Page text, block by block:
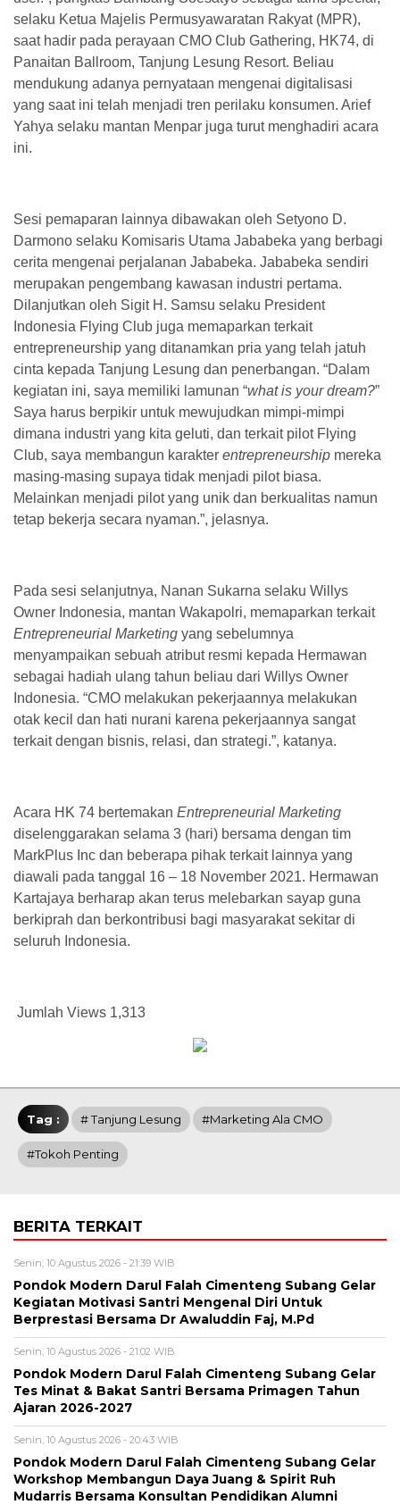
selaku Ketua Majelis Permusyawaratan Rakyat (MPR),
saat hadir pada perayaan CMO Club Gathering, HK74, di
Panaitan Ballroom, Tanjung Lesung Resort. Beliau
mendukung adanya pernyataan mengenai digitalisasi
yang saat ini telah menjadi tren perilaku konsumen. Arief
Yahya selaku mantan Menpar juga turut menghadiri acara
ini.
Sesi pemaparan lainnya dibawakan oleh Setyono D.
Darmono selaku Komisaris Utama Jababeka yang berbagi
cerita mengenai perjalanan Jababeka. Jababeka sendiri
merupakan pengembang kawasan industri pertama.
Dilanjutkan oleh Sigit H. Samsu selaku President
Indonesia Flying Club juga memaparkan terkait
entrepreneurship yang ditanamkan pria yang telah jatuh
cinta kepada Tanjung Lesung dan penerbangan. “Dalam
kegiatan ini, saya memiliki lamunan “what is your dream?”
Saya harus berpikir untuk mewujudkan mimpi-mimpi
dimana industri yang kita geluti, dan terkait pilot Flying
Club, saya membangun karakter entrepreneurship mereka
masing-masing supaya tidak menjadi pilot biasa.
Melainkan menjadi pilot yang unik dan berkualitas namun
tetap bekerja secara nyaman.”, jelasnya.
Pada sesi selanjutnya, Nanan Sukarna selaku Willys
Owner Indonesia, mantan Wakapolri, memaparkan terkait
Entrepreneurial Marketing yang sebelumnya
menyampaikan sebuah atribut resmi kepada Hermawan
sebagai hadiah ulang tahun beliau dari Willys Owner
Indonesia. “CMO melakukan pekerjaannya melakukan
otak kecil dan hati nurani karena pekerjaannya sangat
terkait dengan bisnis, relasi, dan strategi.”, katanya.
Acara HK 74 bertemakan Entrepreneurial Marketing
diselenggarakan selama 3 (hari) bersama dengan tim
MarkPlus Inc dan beberapa pihak terkait lainnya yang
diawali pada tanggal 16 – 18 November 2021. Hermawan
Kartajaya berharap akan terus melebarkan sayap guna
berkiprah dan berkontribusi bagi masyarakat sekitar di
seluruh Indonesia.
Jumlah Views 1,313
Tag : # Tanjung Lesung #Marketing Ala CMO
#Tokoh Penting
BERITA TERKAIT
Senin, 10 Agustus 2026 - 21:39 WIB
Pondok Modern Darul Falah Cimenteng Subang Gelar
Kegiatan Motivasi Santri Mengenal Diri Untuk
Berprestasi Bersama Dr Awaluddin Faj, M.Pd
Senin, 10 Agustus 2026 - 21:02 WIB
Pondok Modern Darul Falah Cimenteng Subang Gelar
Tes Minat & Bakat Santri Bersama Primagen Tahun
Ajaran 2026-2027
Senin, 10 Agustus 2026 - 20:43 WIB
Pondok Modern Darul Falah Cimenteng Subang Gelar
Workshop Membangun Daya Juang & Spirit Ruh
Mudarris Bersama Konsultan Pendidikan Alumni